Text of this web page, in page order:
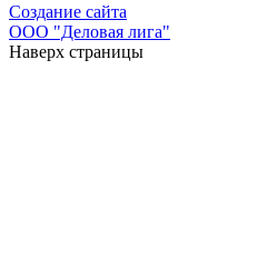
Создание сайта
ООО "Деловая лига"
Наверх страницы